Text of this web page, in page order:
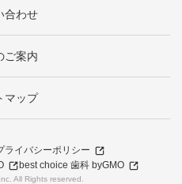
合わせ
ご案内
マップ
ライバシーポリシー
best choice 歯科 byGMO
All Rights reserved.